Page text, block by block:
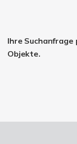
Ihre
Objekte.